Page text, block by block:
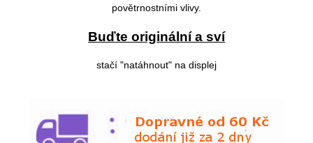
povětrnostními vlivy.
Buďte originální a sví
stačí "natáhnout" na displej